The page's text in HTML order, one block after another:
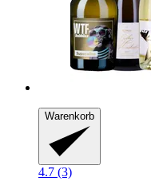
Warenkorb
4.7 (3)